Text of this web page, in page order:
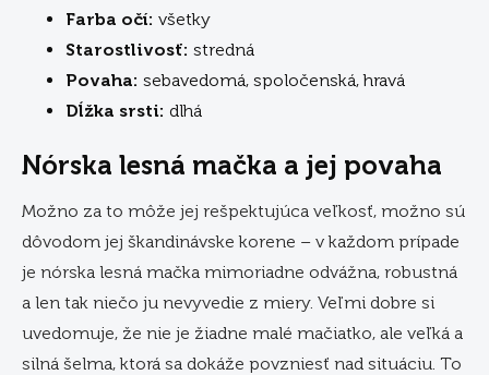
Farba očí: všetky
Starostlivosť: stredná
Povaha: sebavedomá, spoločenská, hravá
Dĺžka srsti: dlhá
Nórska lesná mačka a jej povaha
Možno za to môže jej rešpektujúca veľkosť, možno sú
dôvodom jej škandinávske korene – v každom prípade
je nórska lesná mačka mimoriadne odvážna, robustná
a len tak niečo ju nevyvedie z miery. Veľmi dobre si
uvedomuje, že nie je žiadne malé mačiatko, ale veľká a
silná šelma, ktorá sa dokáže povzniesť nad situáciu. To